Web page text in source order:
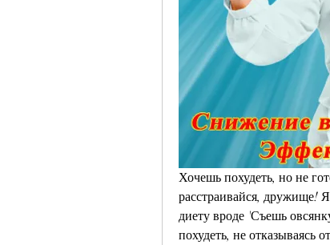
Хочешь похудеть, но не
расстраивайся, дружище!
диету вроде 'Съешь
похудеть, не отказываясь